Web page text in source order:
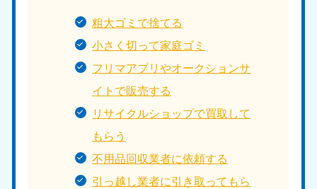
粗大ゴミで捨てる
小さく切って家庭ゴミ
フリマアプリやオークションサ
イトで販売する
リサイクルショップで買取して
もらう
不用品回収業者に依頼する
引っ越し業者に引き取ってもら